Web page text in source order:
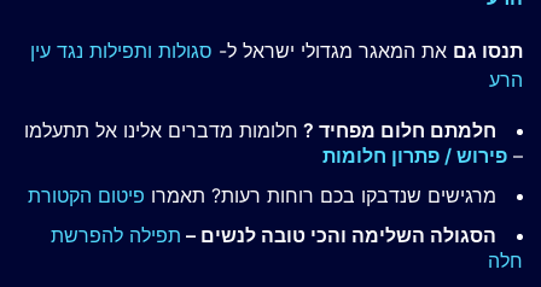
תנסו גם את המאגר מגדולי ישראל ל- סגולות ותפילות נגד עין
הרע
חלמתם חלום מפחיד ? חלומות מדברים אלינו אל תתעלמו
– פירוש / פתרון חלומות
מרגישים שנדבקו בכם רוחות רעות? תאמרו פיטום הקטורת
הסגולה השלימה והכי טובה לנשים – תפילה להפרשת
חלה